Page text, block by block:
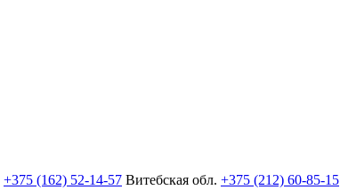
+375 (162) 52-14-57 Витебская обл. +375 (212) 60-85-15